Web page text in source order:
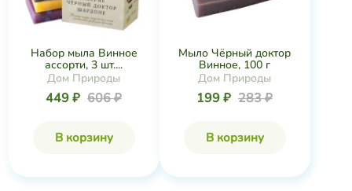
Набор мыла Винное
ассорти, 3 шт....
Дом Природы
449 ₽ 606 ₽
В корзину
Мыло Чёрный доктор
Винное, 100 г
Дом Природы
199 ₽ 283 ₽
В корзину